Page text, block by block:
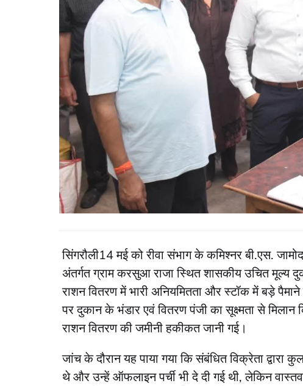
सिंगरौली14 मई को रीवा संभाग के कमिश्नर बी.एस.
अंतर्गत ग्राम करसुआ राजा स्थित शासकीय उचित मूल्य
राशन वितरण में भारी अनियमितता और स्टॉक में बड़े
पर दुकान के भंडार एवं वितरण पंजी का सूक्ष्मता से
राशन वितरण की जमीनी हकीकत जानी गई।
जांच के दौरान यह पाया गया कि संबंधित विक्रेता
थे और उन्हें ऑफलाइन पर्ची भी दे दी गई थी, लेकिन